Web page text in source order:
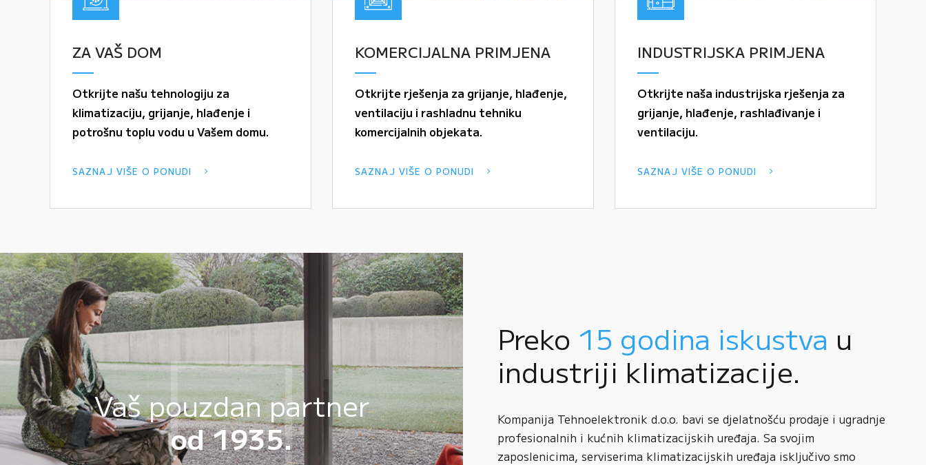
ZA VAŠ DOM
Otkrijte našu tehnologiju za
klimatizaciju, grijanje, hlađenje i
potrošnu toplu vodu u Vašem domu.
SAZNAJ VIŠE O PONUDI
KOMERCIJALNA PRIMJENA
Otkrijte rješenja za grijanje, hlađenje,
ventilaciju i rashladnu tehniku
komercijalnih objekata.
SAZNAJ VIŠE O PONUDI
INDUSTRIJSKA PRIMJENA
Otkrijte naša industrijska rješenja za
grijanje, hlađenje, rashlađivanje i
ventilaciju.
SAZNAJ VIŠE O PONUDI
Vaš pouzdan partner
od 1935.
Preko 15 godina iskustva u
industriji klimatizacije.
Kompanija Tehnoelektronik d.o.o. bavi se djelatnošću prodaje i ugradnje
profesionalnih i kućnih klimatizacijskih uređaja. Sa svojim
zaposlenicima, serviserima klimatizacijskih uređaja isključivo smo